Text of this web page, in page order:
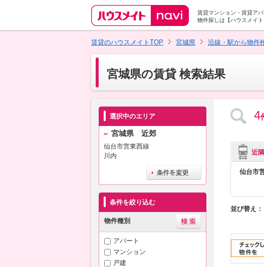
賃貸マンション・賃貸ア
物件探しは【ハウスメイト
賃貸のハウスメイトTOP
宮城県 沿線・駅から物件
宮城県の賃貸 検索結果
選択中のエリア
宮城県 近郊
仙台市営東西線
川内
条件を絞り込む
物件種別
アパート
マンション
戸建
4
近
仙台市
並び替え：